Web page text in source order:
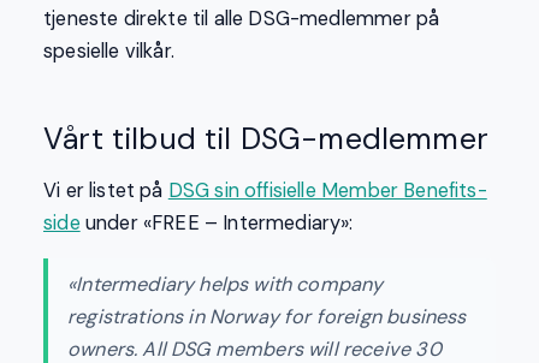
tjeneste direkte til alle DSG-medlemmer på
spesielle vilkår.
Vårt tilbud til DSG-medlemmer
Vi er listet på DSG sin offisielle Member Benefits-
sideunder «FREE – Intermediary»:
«Intermediary helps with company
registrations in Norway for foreign business
owners. All DSG members will receive 30